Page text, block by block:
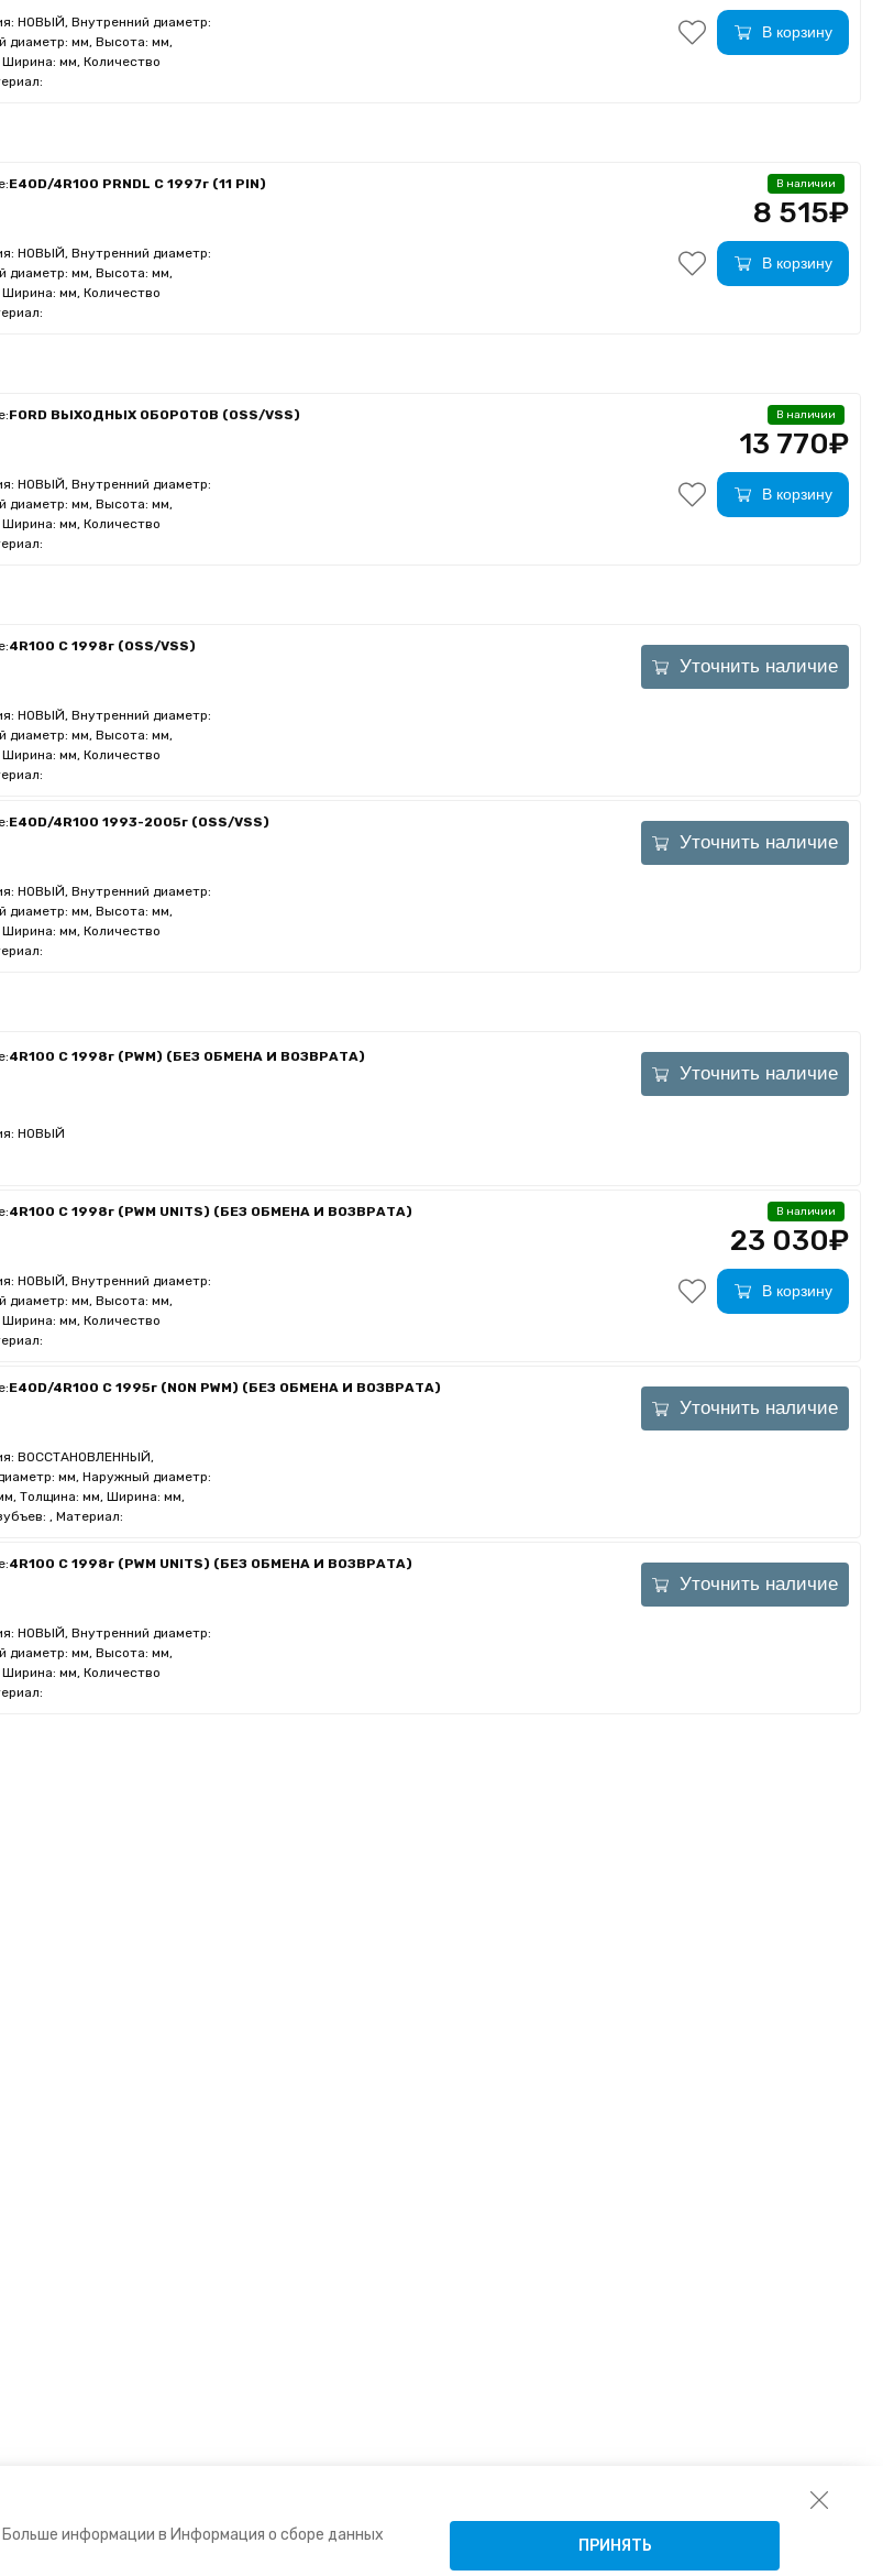
НОВЫЙ, Внутренний диаметр:
диаметр: мм, Высота: мм,
мм, Количество
В корзину
E4OD/4R100 PRNDL C 1997г (11 PIN)
НОВЫЙ, Внутренний диаметр:
диаметр: мм, Высота: мм,
мм, Количество
В наличии
8 515₽
В корзину
FORD ВЫХОДНЫХ ОБОРОТОВ (OSS/VSS)
НОВЫЙ, Внутренний диаметр:
диаметр: мм, Высота: мм,
мм, Количество
В наличии
13 770₽
В корзину
4R100 C 1998г (OSS/VSS)
НОВЫЙ, Внутренний диаметр:
диаметр: мм, Высота: мм,
мм, Количество
Уточнить наличие
E4OD/4R100 1993-2005г (OSS/VSS)
НОВЫЙ, Внутренний диаметр:
диаметр: мм, Высота: мм,
мм, Количество
Уточнить наличие
4R100 C 1998г (PWM) (БЕЗ ОБМЕНА И ВОЗВРАТА)
НОВЫЙ
Уточнить наличие
4R100 C 1998г (PWM UNITS) (БЕЗ ОБМЕНА И ВОЗВРАТА)
НОВЫЙ, Внутренний диаметр:
диаметр: мм, Высота: мм,
мм, Количество
В наличии
23 030₽
В корзину
E4OD/4R100 C 1995г (NON PWM) (БЕЗ ОБМЕНА И ВОЗВРАТА)
ВОССТАНОВЛЕННЫЙ,
мм, Наружный диаметр:
Толщина: мм, Ширина: мм,
, Материал:
Уточнить наличие
4R100 C 1998г (PWM UNITS) (БЕЗ ОБМЕНА И ВОЗВРАТА)
НОВЫЙ, Внутренний диаметр:
диаметр: мм, Высота: мм,
мм, Количество
Уточнить наличие
информации в Информация о сборе данных
ПРИНЯТЬ